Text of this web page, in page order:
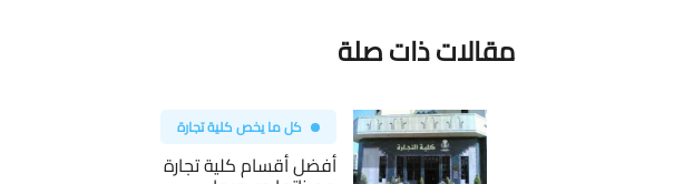
مقالات ذات صلة
كل ما يخص كلية تجارة
أفضل أقسام كلية تجارة